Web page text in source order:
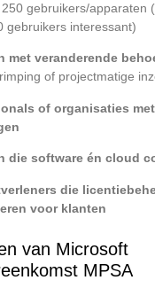
gebruikers/apparaten
gebruikers interessant)
met veranderende
of projectmatige
of organisaties
die software én cloud
die
voor klanten
van Microsoft
MPSA